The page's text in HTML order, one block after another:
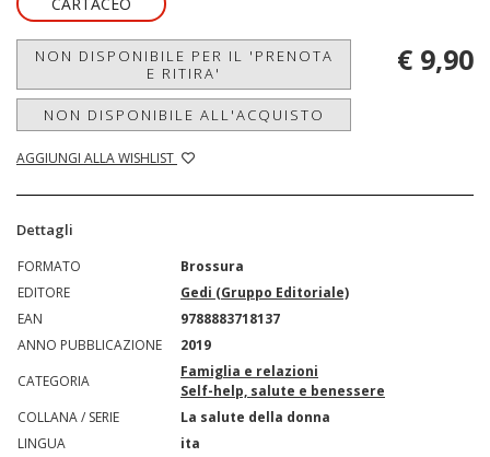
CARTACEO
NON DISPONIBILE PER IL 'PRENOTA
E RITIRA'
NON DISPONIBILE ALL'ACQUISTO
AGGIUNGI ALLA WISHLIST
€ 9,90
Dettagli
FORMATO
Brossura
EDITORE
Gedi (Gruppo Editoriale)
EAN
9788883718137
ANNO PUBBLICAZIONE
2019
CATEGORIA
Famiglia e relazioni
Self-help, salute e benessere
COLLANA / SERIE
La salute della donna
LINGUA
ita